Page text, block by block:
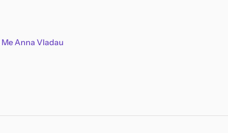
Me Anna Vladau